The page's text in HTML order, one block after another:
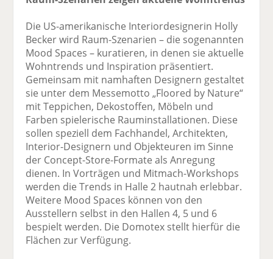
Die US-amerikanische Interiordesignerin Holly
Becker wird Raum-Szenarien – die sogenannten
Mood Spaces – kuratieren, in denen sie aktuelle
Wohntrends und Inspiration präsentiert.
Gemeinsam mit namhaften Designern gestaltet
sie unter dem Messemotto „Floored by Nature“
mit Teppichen, Dekostoffen, Möbeln und
Farben spielerische Rauminstallationen. Diese
sollen speziell dem Fachhandel, Architekten,
Interior-Designern und Objekteuren im Sinne
der Concept-Store-Formate als Anregung
dienen. In Vorträgen und Mitmach-Workshops
werden die Trends in Halle 2 hautnah erlebbar.
Weitere Mood Spaces können von den
Ausstellern selbst in den Hallen 4, 5 und 6
bespielt werden. Die Domotex stellt hierfür die
Flächen zur Verfügung.